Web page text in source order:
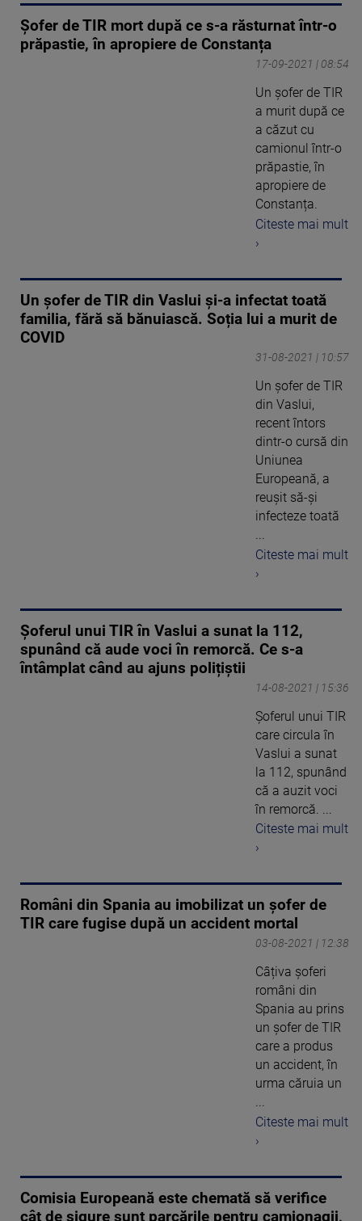
Șofer de TIR mort după ce s-a răsturnat într-o
prăpastie, în apropiere de Constanța
17-09-2021 | 08:54
Un șofer de TIR
a murit după ce
a căzut cu
camionul într-o
prăpastie, în
apropiere de
Constanța.
Citeste mai mult
›
Un șofer de TIR din Vaslui și-a infectat toată
familia, fără să bănuiască. Soția lui a murit de
COVID
31-08-2021 | 10:57
Un șofer de TIR
din Vaslui,
recent întors
dintr-o cursă din
Uniunea
Europeană, a
reușit să-și
infecteze toată
...
Citeste mai mult
›
Șoferul unui TIR în Vaslui a sunat la 112,
spunând că aude voci în remorcă. Ce s-a
întâmplat când au ajuns polițiștii
14-08-2021 | 15:36
Șoferul unui TIR
care circula în
Vaslui a sunat
la 112, spunând
că a auzit voci
în remorcă. ...
Citeste mai mult
›
Români din Spania au imobilizat un șofer de
TIR care fugise după un accident mortal
03-08-2021 | 12:38
Câțiva șoferi
români din
Spania au prins
un șofer de TIR
care a produs
un accident, în
urma căruia un
...
Citeste mai mult
›
Comisia Europeană este chemată să verifice
cât de sigure sunt parcările pentru camionagii,